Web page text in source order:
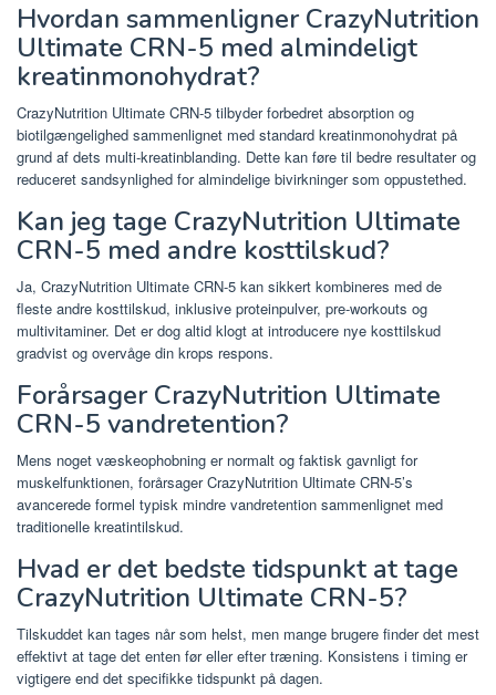
Hvordan sammenligner CrazyNutrition
Ultimate CRN-5 med almindeligt
kreatinmonohydrat?
CrazyNutrition Ultimate CRN-5 tilbyder forbedret absorption og
biotilgængelighed sammenlignet med standard kreatinmonohydrat på
grund af dets multi-kreatinblanding. Dette kan føre til bedre resultater og
reduceret sandsynlighed for almindelige bivirkninger som oppustethed.
Kan jeg tage CrazyNutrition Ultimate
CRN-5 med andre kosttilskud?
Ja, CrazyNutrition Ultimate CRN-5 kan sikkert kombineres med de
fleste andre kosttilskud, inklusive proteinpulver, pre-workouts og
multivitaminer. Det er dog altid klogt at introducere nye kosttilskud
gradvist og overvåge din krops respons.
Forårsager CrazyNutrition Ultimate
CRN-5 vandretention?
Mens noget væskeophobning er normalt og faktisk gavnligt for
muskelfunktionen, forårsager CrazyNutrition Ultimate CRN-5’s
avancerede formel typisk mindre vandretention sammenlignet med
traditionelle kreatintilskud.
Hvad er det bedste tidspunkt at tage
CrazyNutrition Ultimate CRN-5?
Tilskuddet kan tages når som helst, men mange brugere finder det mest
effektivt at tage det enten før eller efter træning. Konsistens i timing er
vigtigere end det specifikke tidspunkt på dagen.